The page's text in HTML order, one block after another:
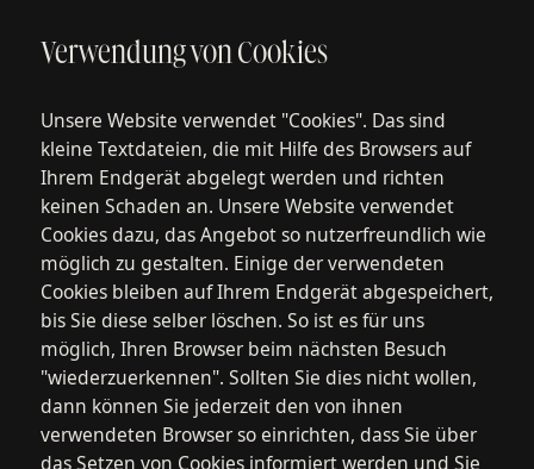
Verwendung von Cookies
Unsere Website verwendet "Cookies". Das sind
kleine Textdateien, die mit Hilfe des Browsers auf
Ihrem Endgerät abgelegt werden und richten
keinen Schaden an. Unsere Website verwendet
Cookies dazu, das Angebot so nutzerfreundlich wie
möglich zu gestalten. Einige der verwendeten
Cookies bleiben auf Ihrem Endgerät abgespeichert,
bis Sie diese selber löschen. So ist es für uns
möglich, Ihren Browser beim nächsten Besuch
"wiederzuerkennen". Sollten Sie dies nicht wollen,
dann können Sie jederzeit den von ihnen
verwendeten Browser so einrichten, dass Sie über
das Setzen von Cookies informiert werden und Sie